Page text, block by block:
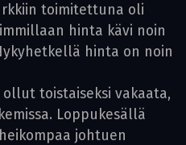
toimitettuna oli
hinta kävi noin
hinta on noin
toistaiseksi vakaata,
Loppukesällä
johtuen